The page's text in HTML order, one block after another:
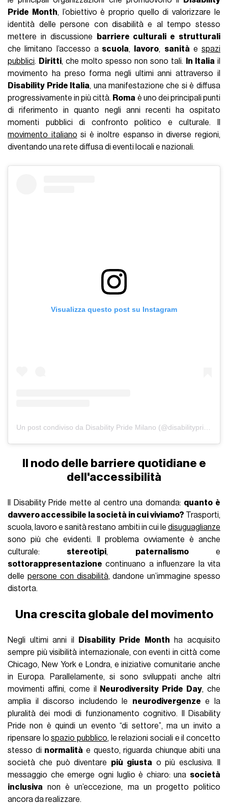
Pride Month, l’obiettivo è proprio quello di valorizzare le
identità delle persone con disabilità e al tempo stesso
mettere in discussione
barriere culturali e strutturali
che limitano l’accesso ascuola, lavoro, sanitàe spazi
pubblici. Diritti, che molto spesso non sono tali. In Italia il
movimento ha preso forma negli ultimi anni attraverso il
Disability Pride Italia, una manifestazione che si è diffusa
progressivamente in più città. Roma è uno dei principali punti
di riferimento in quanto negli anni recenti ha ospitato
momenti pubblici di confronto politico e culturale. Il
movimento italiano si è inoltre espanso in diverse regioni,
diventando una rete diffusa di eventi locali e nazionali.
Visualizza questo post su Instagram
Il nodo delle barriere quotidiane e
dell'accessibilità
Il Disability Pride mette al centro una domanda: quanto è
davvero accessibile la società in cui viviamo? Trasporti,
scuola, lavoro e sanità restano ambiti in cui le disuguaglianze
sono più che evidenti. Il problema ovviamente è anche
culturale: stereotipi, paternalismoe
sottorappresentazione continuano a influenzare la vita
delle persone con disabilità, dandone un’immagine spesso
distorta.
Una crescita globale del movimento
Negli ultimi anni il Disability Pride Month ha acquisito
sempre più visibilità internazionale, con eventi in città come
Chicago, New York e Londra, e iniziative comunitarie anche
in Europa. Parallelamente, si sono sviluppati anche altri
movimenti affini, come il
Neurodiversity Pride Day, che
amplia il discorso includendo le neurodivergenze e la
pluralità dei modi di funzionamento cognitivo. Il Disability
Pride non è quindi un evento “di settore”, ma un invito a
ripensare lospazio pubblico, le relazioni sociali e il concetto
stesso di normalità e questo, riguarda chiunque abiti una
società che può diventare più giusta o più esclusiva. Il
messaggio che emerge ogni luglio è chiaro: una società
inclusiva non è un’eccezione, ma un progetto politico
ancora da realizzare.